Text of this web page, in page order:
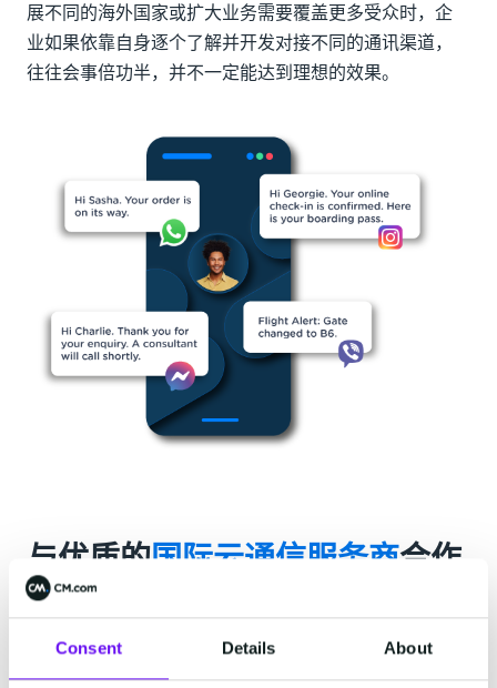
Consent Details About
展不同的海外国家或扩大业务需要覆盖更多受众时，企
业如果依靠自身逐个了解并开发对接不同的通讯渠道，
往往会事倍功半，并不一定能达到理想的效果。
与优质的国际云通信服务商合作
与单一的通信API对接，企业即可灵活的选择适合的通信